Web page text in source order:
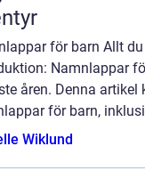
för barn Allt
Namnlappar
åren. Denna
för barn,
Wiklund